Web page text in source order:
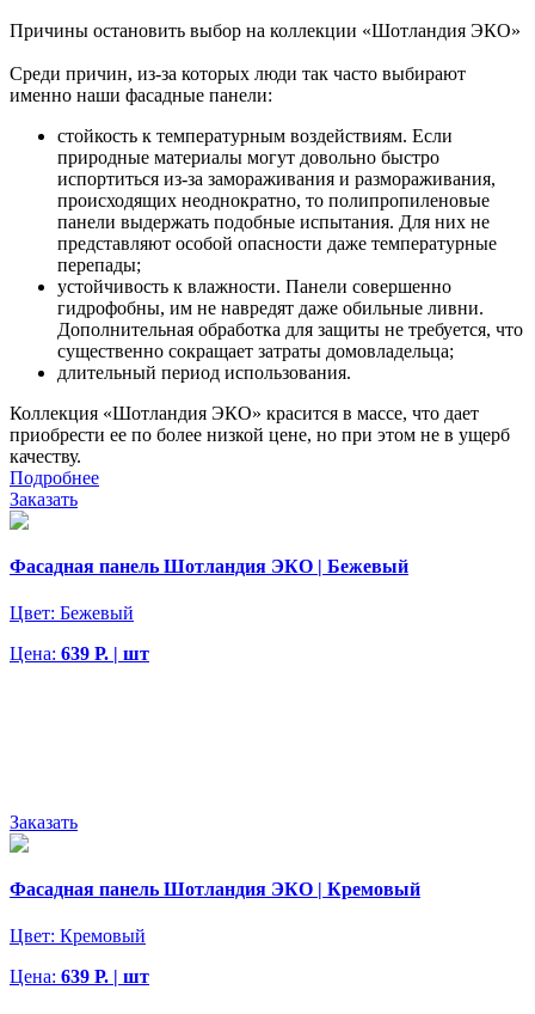
Причины остановить выбор на коллекции «Шотландия ЭКО»
Среди причин, из-за которых люди так часто выбирают
именно наши фасадные панели:
стойкость к температурным воздействиям. Если
природные материалы могут довольно быстро
испортиться из-за замораживания и размораживания,
происходящих неоднократно, то полипропиленовые
панели выдержать подобные испытания. Для них не
представляют особой опасности даже температурные
перепады;
устойчивость к влажности. Панели совершенно
гидрофобны, им не навредят даже обильные ливни.
Дополнительная обработка для защиты не требуется, что
существенно сокращает затраты домовладельца;
длительный период использования.
Коллекция «Шотландия ЭКО» красится в массе, что дает
приобрести ее по более низкой цене, но при этом не в ущерб
качеству.
Подробнее
Заказать
Фасадная панель Шотландия ЭКО | Бежевый
Цвет: Бежевый
Цена: 639 Р. | шт
Заказать
Фасадная панель Шотландия ЭКО | Кремовый
Цвет: Кремовый
Цена: 639 Р. | шт